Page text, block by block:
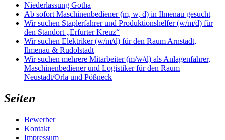
Niederlassung Gotha
Ab sofort Maschinenbediener (m, w, d) in Ilmenau gesucht
Wir suchen Staplerfahrer und Produktionshelfer (w/m/d) für
den Standort „Erfurter Kreuz“
Wir suchen Elektriker (w/m/d) für den Raum Arnstadt,
Ilmenau & Rudolstadt
Wir suchen mehrere Mitarbeiter (m/w/d) als Anlagenfahrer,
Maschinenbediener und Logistiker für den Raum
Neustadt/Orla und Pößneck
Seiten
Bewerber
Kontakt
Impressum